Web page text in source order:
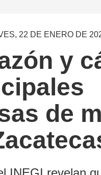
22 DE ENERO DE
y
de